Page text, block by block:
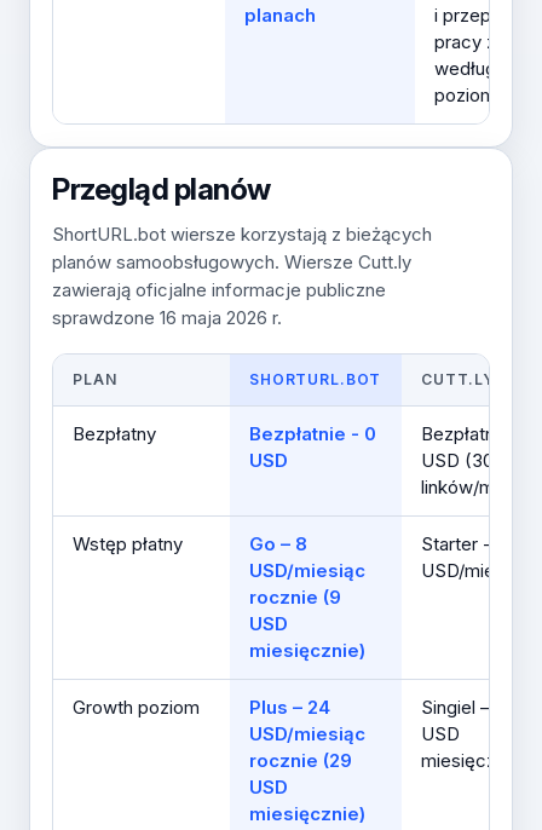
planach
i przepływy
pracy
według
poziomu
Przegląd planów
ShortURL.bot wiersze korzystają z bieżących
planów samoobsługowych. Wiersze Cutt.ly
zawierają oficjalne informacje publiczne
sprawdzone 16 maja 2026 r.
PLAN SHORTURL.BOT CUTT.LY
Bezpłatny
Bezpłatnie - 0
USD
Bezpłatnie – 0
USD (30
linków/mies.)
Wstęp płatny
Go – 8
USD/miesiąc
rocznie (9
USD
miesięcznie)
Starter - 12
USD/mies
Growth poziom
Plus – 24
USD/miesiąc
rocznie (29
USD
miesięcznie)
Singiel – 25
USD
miesięcznie